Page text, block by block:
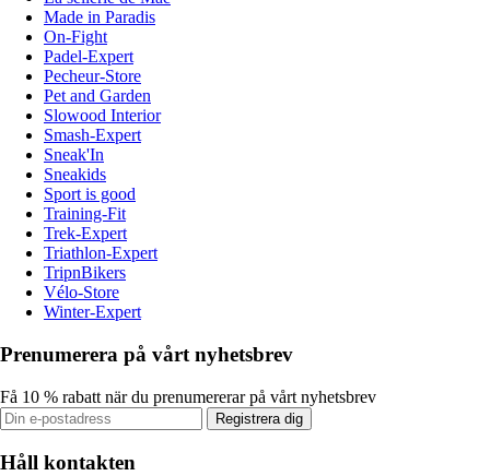
Made in Paradis
On-Fight
Padel-Expert
Pecheur-Store
Pet and Garden
Slowood Interior
Smash-Expert
Sneak'In
Sneakids
Sport is good
Training-Fit
Trek-Expert
Triathlon-Expert
TripnBikers
Vélo-Store
Winter-Expert
Prenumerera på vårt nyhetsbrev
Få 10 % rabatt när du prenumererar på vårt nyhetsbrev
Registrera dig
Håll kontakten